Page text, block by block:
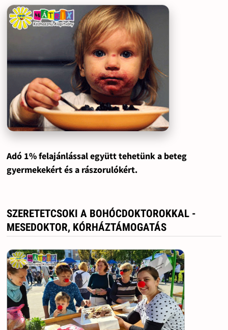
Adó 1% felajánlással együtt tehetünk a beteg
gyermekekért és a rászorulókért.
SZERETETCSOKI A BOHÓCDOKTOROKKAL -
MESEDOKTOR, KÓRHÁZTÁMOGATÁS